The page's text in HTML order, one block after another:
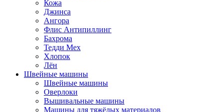
Кожа
Джинса
Ангора
Флис Антипиллинг
Бахрома
Тедди Мех
Хлопок
Лён
Швейные машины
Швейные машины
Оверлоки
Вышивальные машины
Машины для тяжёлых материалов